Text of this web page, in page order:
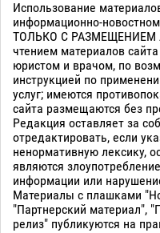
Использование
информационно-
ТОЛЬКО С РАЗМЕЩЕНИЕМ
чтением материалов
юристом и врачом, по
инструкцией по
услуг; имеются
сайта размещаются без
Редакция оставляет за
отредактировать, если
ненормативную лексику,
являются
информации или
Материалы с плашками
"Партнерский материал",
релиз" публикуются на